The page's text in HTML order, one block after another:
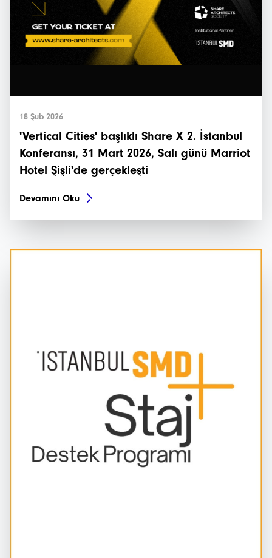
18 Şub 2026
'Vertical Cities' başlıklı Share X 2. İstanbul
Konferansı, 31 Mart 2026, Salı günü Marriot
Hotel Şişli'de gerçekleşti
Devamını Oku